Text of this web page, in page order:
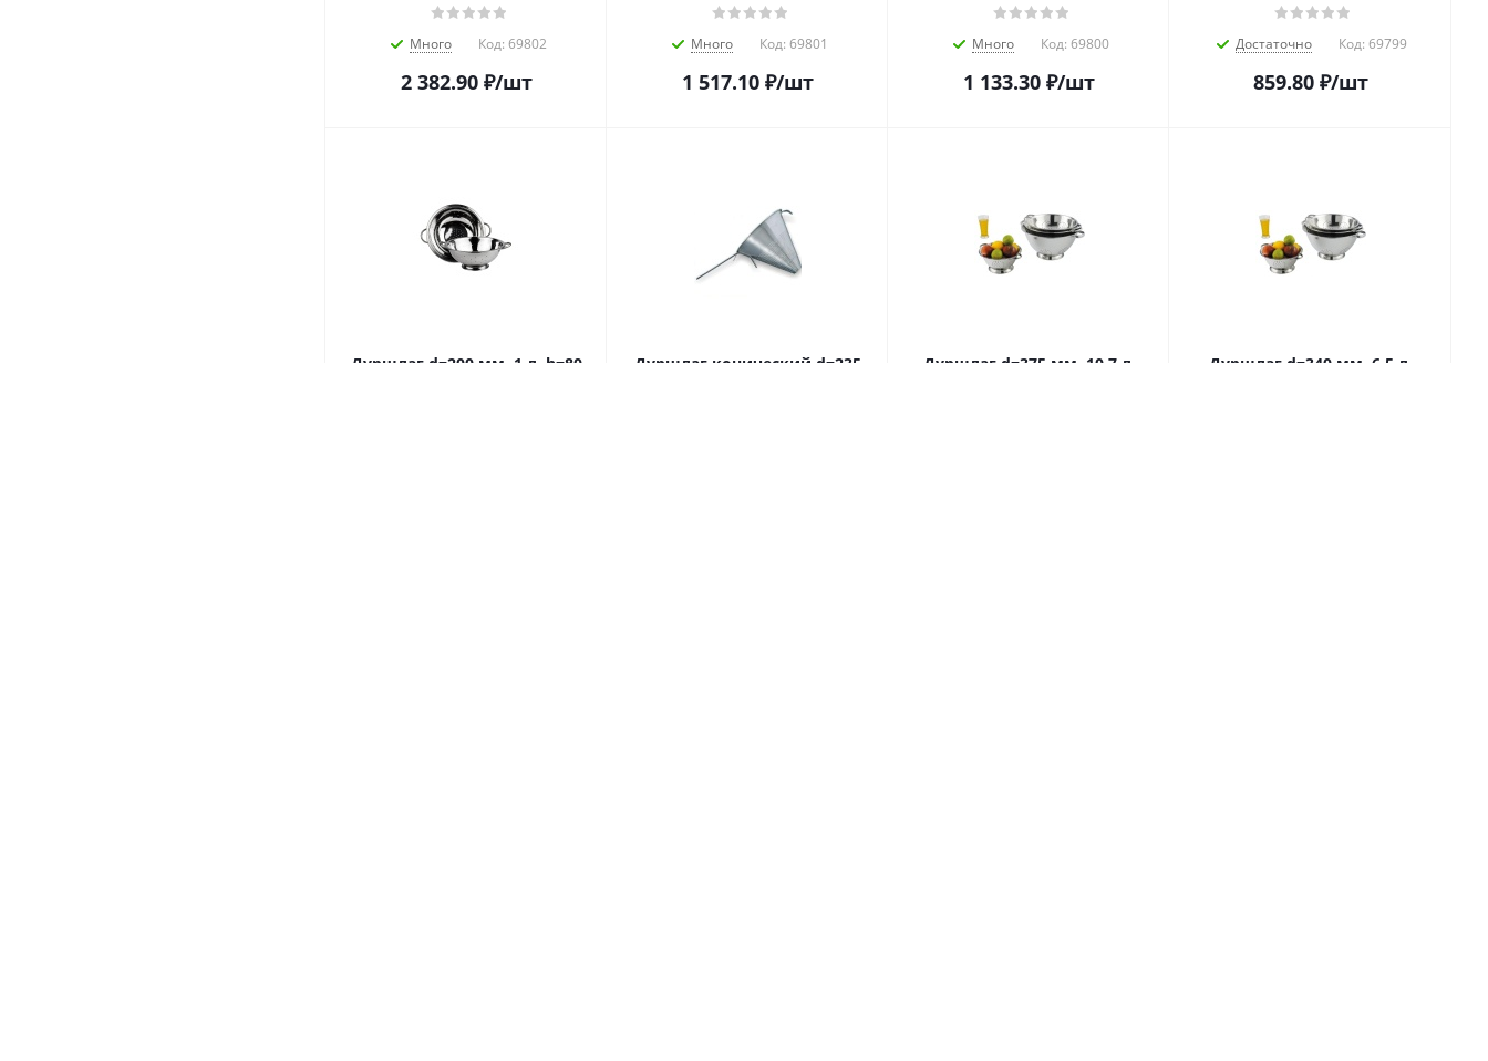
Много Код: 69802
2 382.90 ₽/шт
Много Код: 69801
1 517.10 ₽/шт
Много Код: 69800
1 133.30 ₽/шт
Достаточно Код: 69799
859.80₽/шт
Дуршлаг d=200 мм. 1 л. h=80
Дуршлаг конический d=235
Дуршлаг d=375 мм. 10,7 л.
Дуршлаг d=340 мм. 6,5 л.